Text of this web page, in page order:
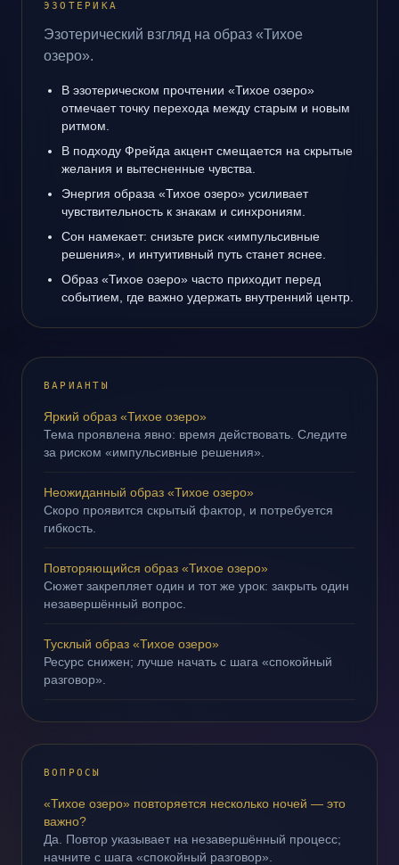
ЭЗОТЕРИКА
Эзотерический взгляд на образ «Тихое
озеро».
В эзотерическом прочтении «Тихое озеро»
отмечает точку перехода между старым и новым
ритмом.
В подходу Фрейда акцент смещается на скрытые
желания и вытесненные чувства.
Энергия образа «Тихое озеро» усиливает
чувствительность к знакам и синхрониям.
Сон намекает: снизьте риск «импульсивные
решения», и интуитивный путь станет яснее.
Образ «Тихое озеро» часто приходит перед
событием, где важно удержать внутренний центр.
ВАРИАНТЫ
Яркий образ «Тихое озеро»
Тема проявлена явно: время действовать. Следите
за риском «импульсивные решения».
Неожиданный образ «Тихое озеро»
Скоро проявится скрытый фактор, и потребуется
гибкость.
Повторяющийся образ «Тихое озеро»
Сюжет закрепляет один и тот же урок: закрыть один
незавершённый вопрос.
Тусклый образ «Тихое озеро»
Ресурс снижен; лучше начать с шага «спокойный
разговор».
ВОПРОСЫ
«Тихое озеро» повторяется несколько ночей — это
важно?
Да. Повтор указывает на незавершённый процесс;
начните с шага «спокойный разговор».